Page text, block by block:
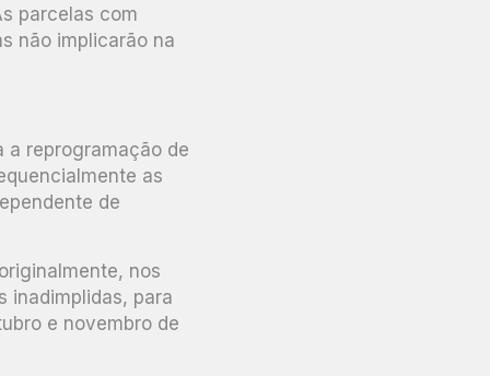
parcelas com
não implicarão na
a reprogramação de
as
de
nos
inadimplidas, para
e novembro de